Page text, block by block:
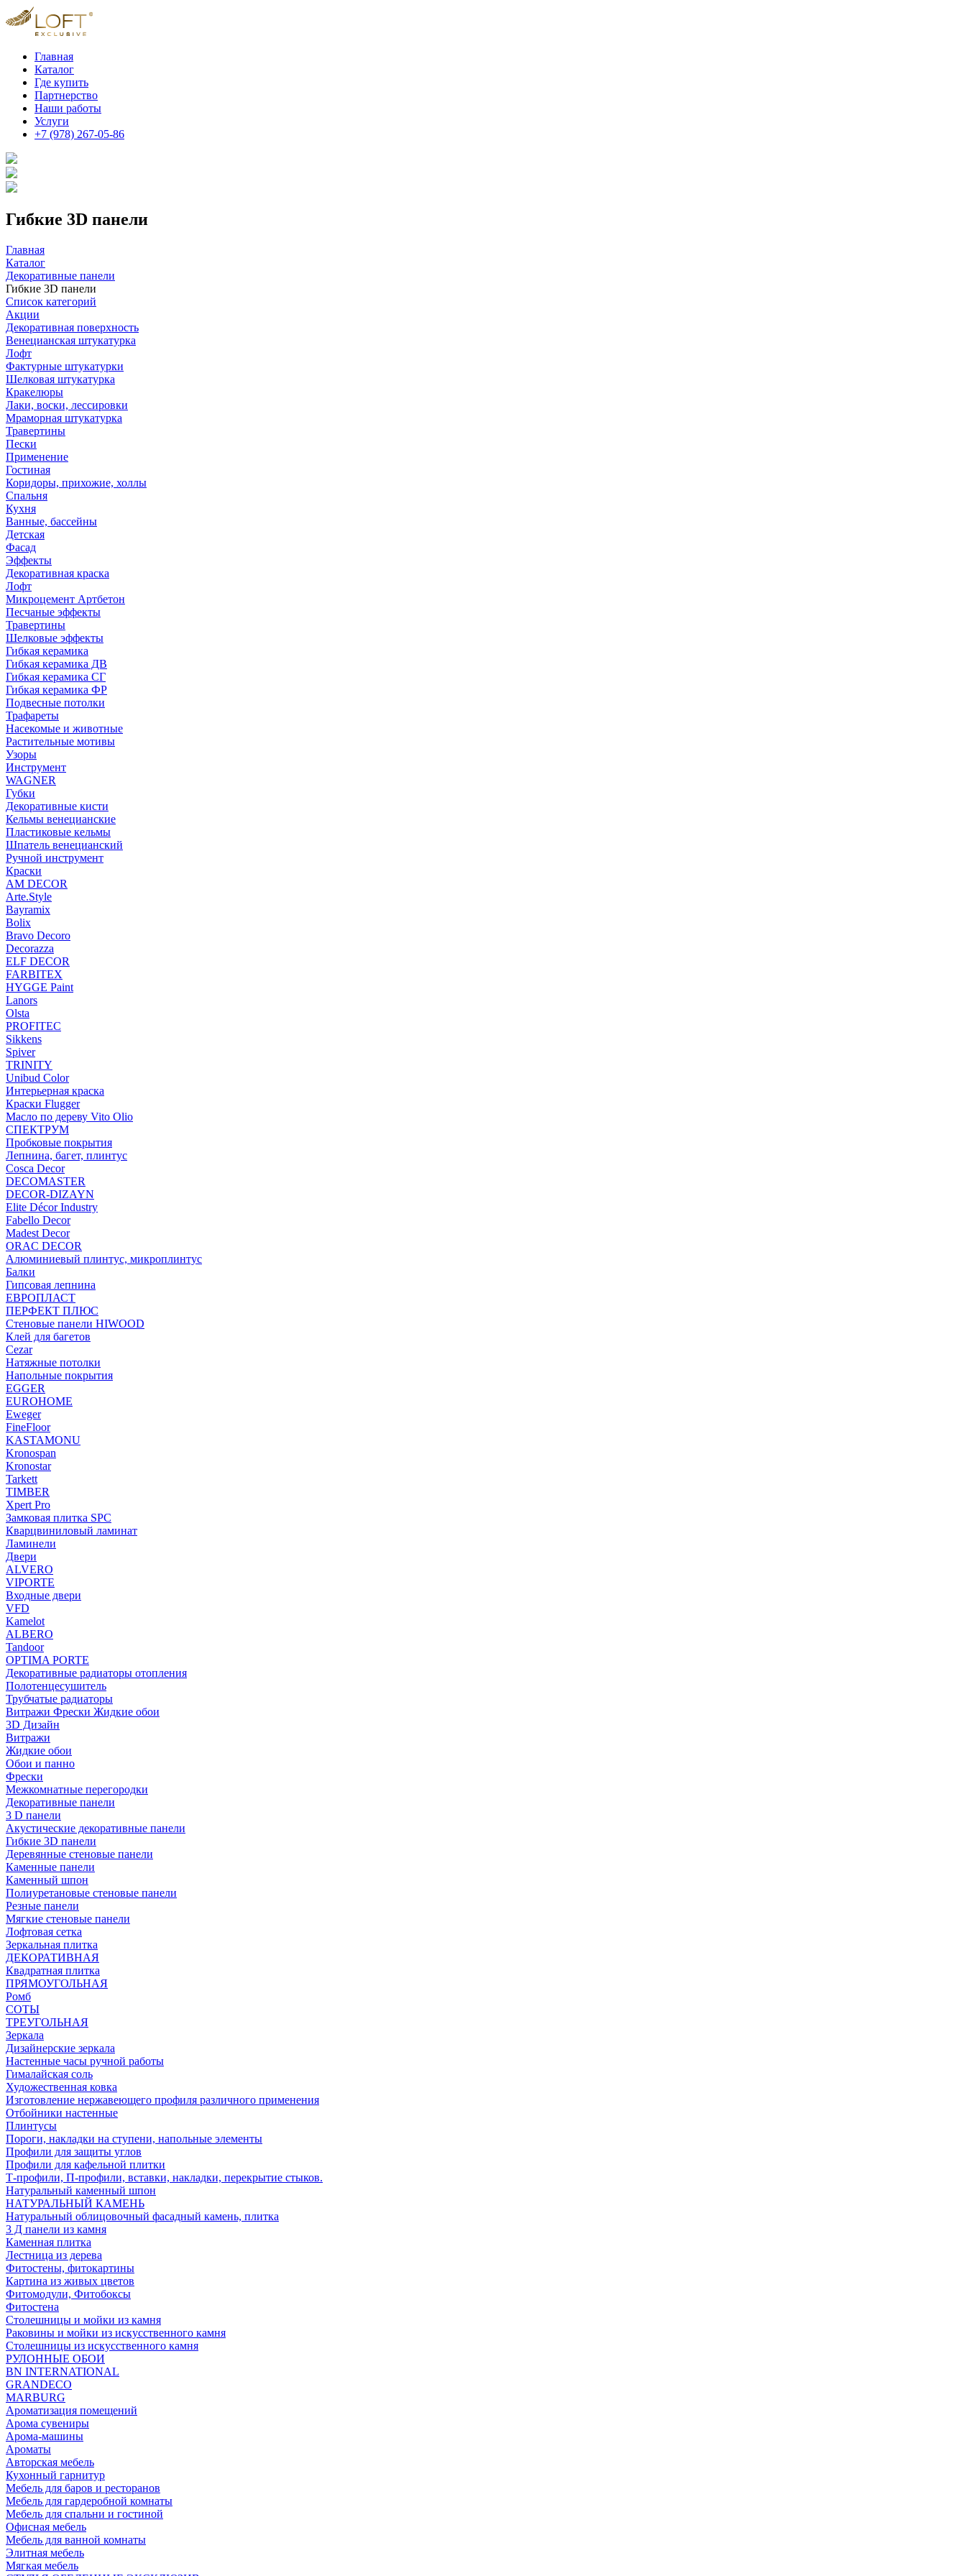
Главная
Каталог
Где купить
Партнерство
Наши работы
Услуги
+7 (978) 267-05-86
Гибкие 3D панели
Главная
Каталог
Декоративные панели
Гибкие 3D панели
Список категорий
Акции
Декоративная поверхность
Венецианская штукатурка
Лофт
Фактурные штукатурки
Шелковая штукатурка
Кракелюры
Лаки, воски, лессировки
Мраморная штукатурка
Травертины
Пески
Применение
Гостиная
Коридоры, прихожие, холлы
Спальня
Кухня
Ванные, бассейны
Детская
Фасад
Эффекты
Декоративная краска
Лофт
Микроцемент Артбетон
Песчаные эффекты
Травертины
Шелковые эффекты
Гибкая керамика
Гибкая керамика ДВ
Гибкая керамика СГ
Гибкая керамика ФР
Подвесные потолки
Трафареты
Насекомые и животные
Растительные мотивы
Узоры
Инструмент
WAGNER
Губки
Декоративные кисти
Кельмы венецианские
Пластиковые кельмы
Шпатель венецианский
Ручной инструмент
Краски
AM DECOR
Arte.Style
Bayramix
Bolix
Bravo Decoro
Decorazza
ELF DECOR
FARBITEX
HYGGE Paint
Lanors
Olsta
PROFITEC
Sikkens
Spiver
TRINITY
Unibud Color
Интерьерная краска
Краски Flugger
Масло по дереву Vito Olio
СПЕКТРУМ
Пробковые покрытия
Лепнина, багет, плинтус
Cosca Decor
DECOMASTER
DECOR-DIZAYN
Elite Décor Industry
Fabello Decor
Madest Decor
ORAC DECOR
Алюминиевый плинтус, микроплинтус
Балки
Гипсовая лепнина
ЕВРОПЛАСТ
ПЕРФЕКТ ПЛЮС
Стеновые панели HIWOOD
Клей для багетов
Cezar
Натяжные потолки
Напольные покрытия
EGGER
EUROHOME
Eweger
FineFloor
KASTAMONU
Kronospan
Kronostar
Tarkett
TIMBER
Xpert Pro
Замковая плитка SPC
Кварцвиниловый ламинат
Ламинели
Двери
ALVERO
VIPORTE
Входные двери
VFD
Kamelot
ALBERO
Tandoor
OPTIMA PORTE
Декоративные радиаторы отопления
Полотенцесушитель
Трубчатые радиаторы
Витражи Фрески Жидкие обои
3D Дизайн
Витражи
Жидкие обои
Обои и панно
Фрески
Межкомнатные перегородки
Декоративные панели
3 D панели
Акустические декоративные панели
Гибкие 3D панели
Деревянные стеновые панели
Каменные панели
Каменный шпон
Полиуретановые стеновые панели
Резные панели
Мягкие стеновые панели
Лофтовая сетка
Зеркальная плитка
ДЕКОРАТИВНАЯ
Квадратная плитка
ПРЯМОУГОЛЬНАЯ
Ромб
СОТЫ
ТРЕУГОЛЬНАЯ
Зеркала
Дизайнерские зеркала
Настенные часы ручной работы
Гималайская соль
Художественная ковка
Изготовление нержавеющего профиля различного применения
Отбойники настенные
Плинтусы
Пороги, накладки на ступени, напольные элементы
Профили для защиты углов
Профили для кафельной плитки
Т-профили, П-профили, вставки, накладки, перекрытие стыков.
Натуральный каменный шпон
НАТУРАЛЬНЫЙ КАМЕНЬ
Натуральный облицовочный фасадный камень, плитка
3 Д панели из камня
Каменная плитка
Лестница из дерева
Фитостены, фитокартины
Картина из живых цветов
Фитомодули, Фитобоксы
Фитостена
Столешницы и мойки из камня
Раковины и мойки из искусственного камня
Столешницы из искусственного камня
РУЛОННЫЕ ОБОИ
BN INTERNATIONAL
GRANDECO
MARBURG
Ароматизация помещений
Арома сувениры
Арома-машины
Ароматы
Авторская мебель
Кухонный гарнитур
Мебель для баров и ресторанов
Мебель для гардеробной комнаты
Мебель для спальни и гостиной
Офисная мебель
Мебель для ванной комнаты
Элитная мебель
Мягкая мебель